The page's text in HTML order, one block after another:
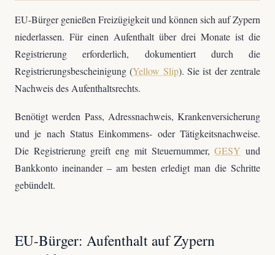
EU-Bürger genießen Freizügigkeit und können sich auf Zypern
niederlassen. Für einen Aufenthalt über drei Monate ist die
Registrierung erforderlich, dokumentiert durch die
Registrierungsbescheinigung (Yellow Slip). Sie ist der zentrale
Nachweis des Aufenthaltsrechts.
Benötigt werden Pass, Adressnachweis, Krankenversicherung
und je nach Status Einkommens- oder Tätigkeitsnachweise.
Die Registrierung greift eng mit Steuernummer,GESY und
Bankkonto ineinander – am besten erledigt man die Schritte
gebündelt.
EU-Bürger: Aufenthalt auf Zypern